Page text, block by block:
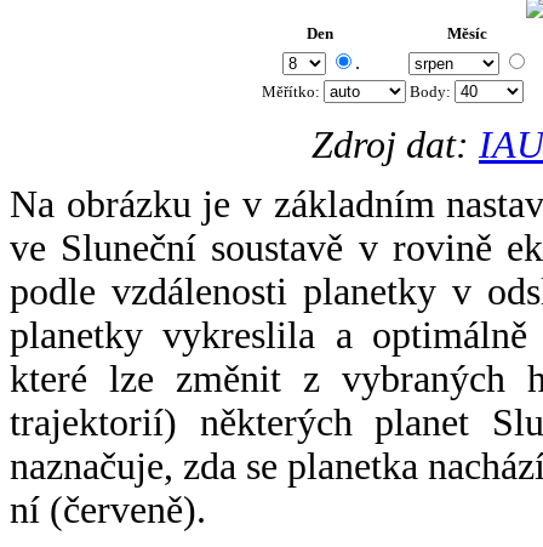
Den Měsíc
.
Měřítko: Body:
Zdroj dat:
Na obrázku je v základním
ve Sluneční soustavě v rovině
podle vzdálenosti planetky v
planetky vykreslila a
které lze změnit z vybraných
trajektorií) některých planet
naznačuje, zda se planetka
ní (červeně).